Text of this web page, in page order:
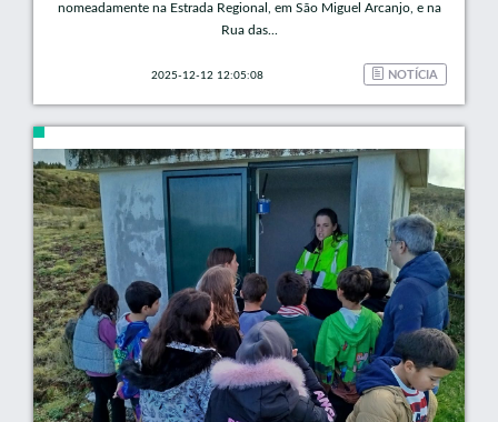
nomeadamente na Estrada Regional, em São Miguel Arcanjo, e na
Rua das...
2025-12-12 12:05:08 NOTÍCIA